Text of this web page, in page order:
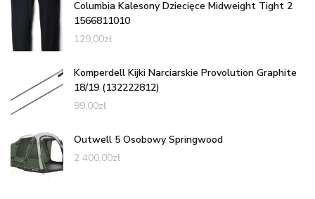
Columbia Kalesony Dziecięce Midweight Tight 2
1566811010
129,00zł
Komperdell Kijki Narciarskie Provolution Graphite
18/19 (132222812)
99,00zł
Outwell 5 Osobowy Springwood
2 400,00zł